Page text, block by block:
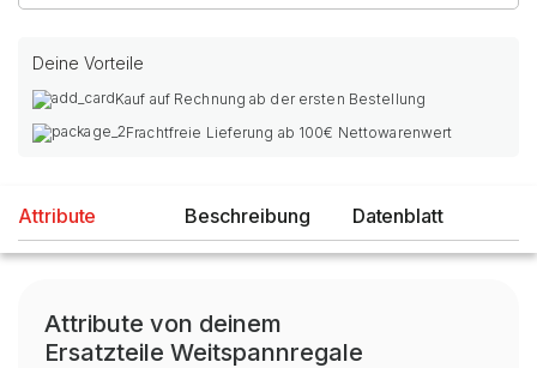
Deine Vorteile
Kauf auf Rechnung ab der ersten Bestellung
Frachtfreie Lieferung ab 100€ Nettowarenwert
Attribute Beschreibung Datenblatt
Attribute von deinem
Ersatzteile Weitspannregale